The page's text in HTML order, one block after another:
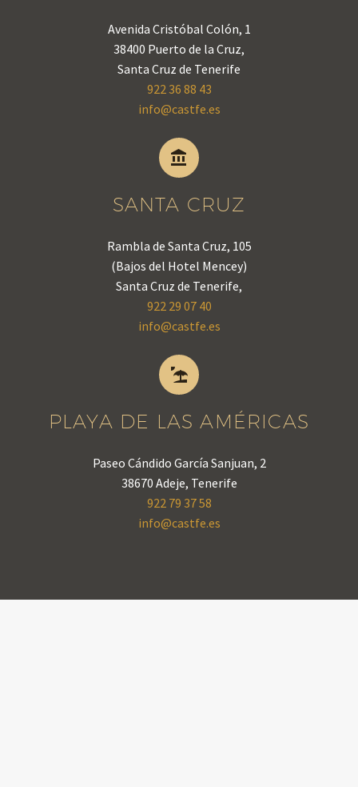
Avenida Cristóbal Colón, 1
38400 Puerto de la Cruz,
Santa Cruz de Tenerife
922 36 88 43
info@castfe.es


SANTA CRUZ
Rambla de Santa Cruz, 105
(Bajos del Hotel Mencey)
Santa Cruz de Tenerife,
922 29 07 40
info@castfe.es


PLAYA DE LAS AMÉRICAS
Paseo Cándido García Sanjuan, 2
38670 Adeje, Tenerife
922 79 37 58
info@castfe.es